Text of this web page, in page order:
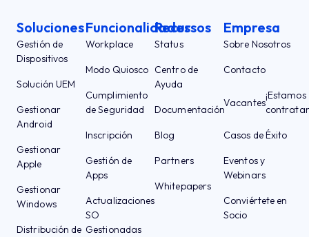
Soluciones
Gestión de
Dispositivos
Solución UEM
Gestionar
Android
Gestionar
Apple
Gestionar
Windows
Distribución de
Funcionalidades
Workplace
Modo Quiosco
Cumplimiento
de Seguridad
Inscripción
Gestión de
Apps
Actualizaciones
SO
Gestionadas
Recursos
Status
Centro de
Ayuda
Documentación
Blog
Partners
Whitepapers
Empresa
Sobre Nosotros
Contacto
Vacantes
¡Estamos
Casos de Éxito
Eventos y
Webinars
Conviértete en
Socio